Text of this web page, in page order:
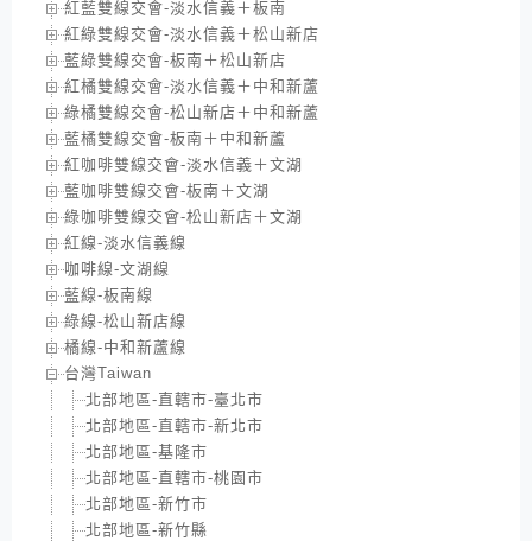
紅藍雙線交會-淡水信義＋板南
紅綠雙線交會-淡水信義＋松山新店
藍綠雙線交會-板南＋松山新店
紅橘雙線交會-淡水信義＋中和新蘆
綠橘雙線交會-松山新店＋中和新蘆
藍橘雙線交會-板南＋中和新蘆
紅咖啡雙線交會-淡水信義＋文湖
藍咖啡雙線交會-板南＋文湖
綠咖啡雙線交會-松山新店＋文湖
紅線-淡水信義線
咖啡線-文湖線
藍線-板南線
綠線-松山新店線
橘線-中和新蘆線
台灣Taiwan
北部地區-直轄市-臺北市
北部地區-直轄市-新北市
北部地區-基隆市
北部地區-直轄市-桃園市
北部地區-新竹市
北部地區-新竹縣